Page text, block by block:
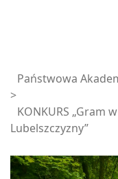
Państwowa
>
KONKURS „Gram
Lubelszczyzny”